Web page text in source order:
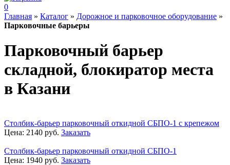
0
Главная » Каталог » Дорожное и парковочное оборудование »
Парковочные барьеры
Парковочный барьер
складной, блокиратор места
в Казани
Столбик-барьер парковочный откидной СБПО-1 с крепежом
Цена: 2140 руб. Заказать
Столбик-барьер парковочный откидной СБПО-1
Цена: 1940 руб. Заказать